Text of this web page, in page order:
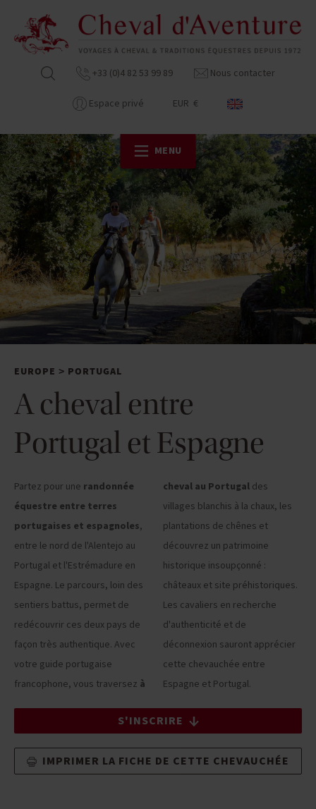
+33 (0)4 82 53 99 89 Nous contacter
Espace privé EUR €
MENU
EUROPE > PORTUGAL
A cheval entre
Portugal et Espagne
Partez pour une randonnée
équestre entre terres
portugaises et espagnoles,
entre le nord de l'Alentejo au
Portugal et l'Estrémadure en
Espagne. Le parcours, loin des
sentiers battus, permet de
redécouvrir ces deux pays de
façon très authentique. Avec
votre guide portugaise
francophone, vous traversez à
cheval au Portugal des
villages blanchis à la chaux, les
plantations de chênes et
découvrez un patrimoine
historique insoupçonné :
châteaux et site préhistoriques.
Les cavaliers en recherche
d'authenticité et de
déconnexion sauront apprécier
cette chevauchée entre
Espagne et Portugal.
S'INSCRIRE
IMPRIMER LA FICHE DE CETTE CHEVAUCHÉE